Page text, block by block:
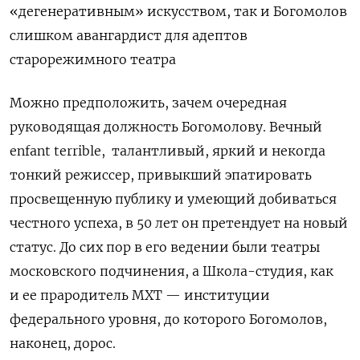
«дегенеративным» искусством, так и Богомолов
слишком авангардист для адептов
старорежимного театра
Можно предположить, зачем очередная
руководящая должность Богомолову. Вечный
enfant terrible, талантливый, яркий и некогда
тонкий режиссер, привыкший эпатировать
просвещенную публику и умеющий добиваться
честного успеха, в 50 лет он претендует на новый
статус. До сих пор в его ведении были театры
московского подчинения, а Школа-студия, как
и ее прародитель МХТ — институции
федерального уровня, до которого Богомолов,
наконец, дорос.